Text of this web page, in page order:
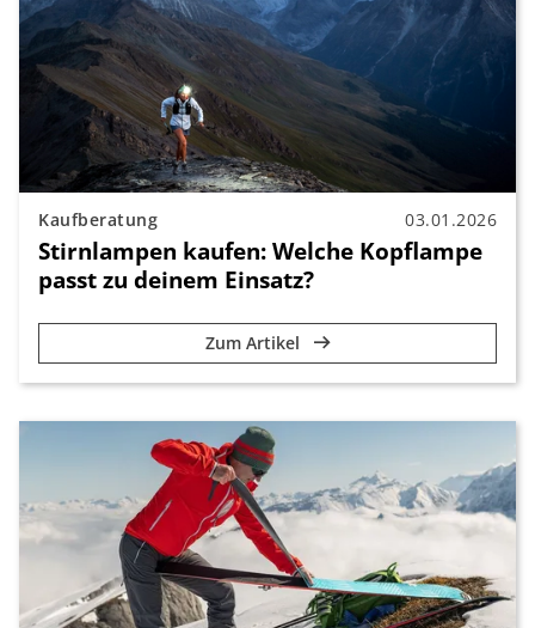
Kaufberatung 03.01.2026
Stirnlampen kaufen: Welche Kopflampe
passt zu deinem Einsatz?
Zum Artikel